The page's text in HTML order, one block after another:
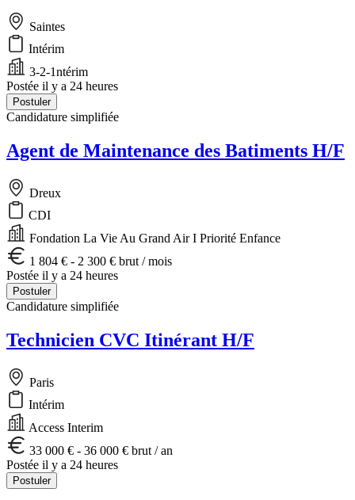
Saintes
Intérim
3-2-1ntérim
Postée il y a 24 heures
Postuler
Candidature simplifiée
Agent de Maintenance des Batiments H/F
Dreux
CDI
Fondation La Vie Au Grand Air I Priorité Enfance
1 804 € - 2 300 € brut / mois
Postée il y a 24 heures
Postuler
Candidature simplifiée
Technicien CVC Itinérant H/F
Paris
Intérim
Access Interim
33 000 € - 36 000 € brut / an
Postée il y a 24 heures
Postuler